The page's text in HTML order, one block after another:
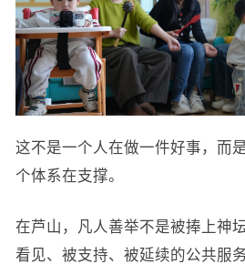
这不是一个人在做一件好事，而
个体系在支撑。
在芦山，凡人善举不是被捧上神
看见、被支持、被延续的公共服